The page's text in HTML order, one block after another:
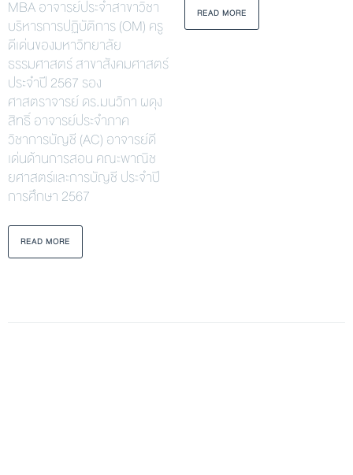
MBA อาจารย์ประจำสาขาวิชา
บริหารการปฏิบัติการ (OM) ครู
ดีเด่นของมหาวิทยาลัย
ธรรมศาสตร์ สาขาสังคมศาสตร์
ประจำปี 2567 รอง
ศาสตราจารย์ ดร.มนวิกา ผดุง
สิทธิ์ อาจารย์ประจำภาค
วิชาการบัญชี (AC) อาจารย์ดี
เด่นด้านการสอน คณะพาณิช
ยศาสตร์และการบัญชี ประจำปี
การศึกษา 2567
READ MORE
READ MORE